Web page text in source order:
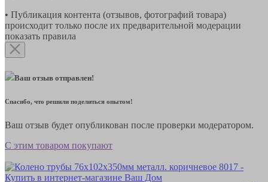
• Публикация контента (отзывов, фотографий товара)
происходит только после их предварительной модерации
показать правила
Ваш отзыв отправлен!
Спасибо, что решили поделиться опытом!
Ваш отзыв будет опубликован после проверки модератором.
С этим товаром покупают